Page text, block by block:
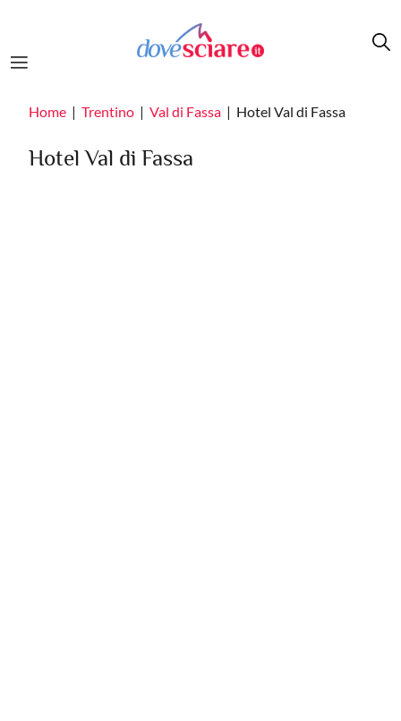
Home Trentino Val di Fassa Hotel Val di Fassa
Hotel Val di Fassa